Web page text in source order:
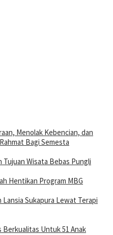
Menolak Kebencian, dan
Bagi Semesta
Wisata Bebas Pungli
Hentikan Program MBG
Sukapura Lewat Terapi
Berkualitas Untuk 51 Anak